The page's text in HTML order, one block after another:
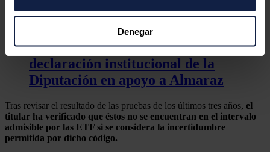
Si lo permite, también quisiéramos:
Recopilar información sobre su ubicación
geográfica que puede tener una precisión de varios
metros
Identificar su dispositivo analizándolo activamente
para buscar características específicas (huellas
digitales)
Obtenga más información sobre cómo se procesan sus
datos personales y establezca sus preferencias en la
Denegar
PSOE y PP acuerdan redactar una
declaración institucional de la
Diputación en apoyo a Almaraz
Tras revisar el resultado de las pruebas de los últimos tres años, el
titular ha verificado que éstos no se encuentran en el intervalo
admisible por las ETF si se considera la incertidumbre
permitida por dicho código.